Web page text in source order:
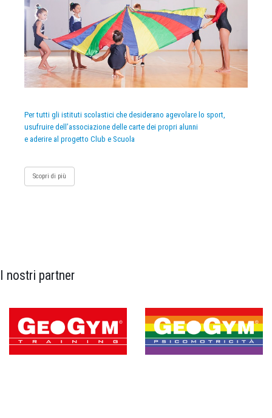
Per tutti gli istituti scolastici che desiderano agevolare lo sport,
usufruire dell’associazione delle carte dei propri alunni
e aderire al progetto Club e Scuola
Scopri di più
I nostri partner